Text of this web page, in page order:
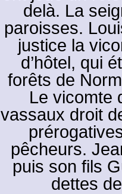
delà. La
paroisses.
justice la
d’hôtel, qui
forêts de
Le vicomte
vassaux droit
pêcheurs.
puis son fils
dettes